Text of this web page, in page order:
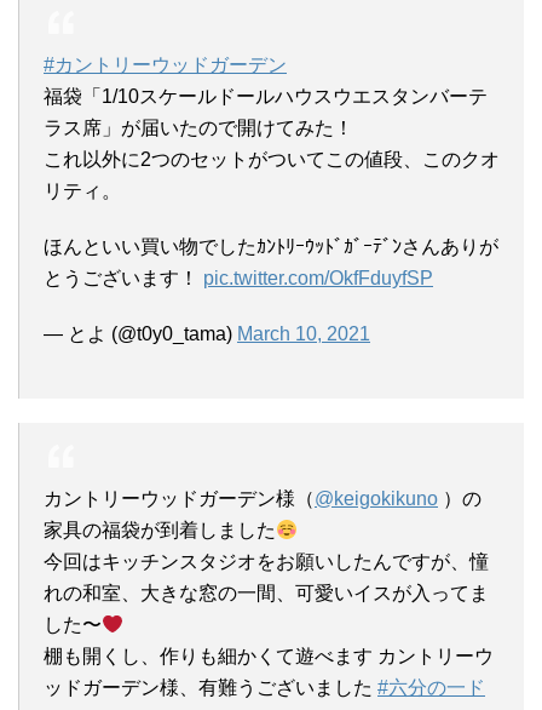
#カントリーウッドガーデン
福袋「1/10スケールドールハウスウエスタンバーテ
ラス席」が届いたので開けてみた！
これ以外に2つのセットがついてこの値段、このクオ
リティ。
ほんといい買い物でしたｶﾝﾄﾘｰｳｯﾄﾞｶﾞｰﾃﾞﾝさんありが
とうございます！ pic.twitter.com/OkfFduyfSP
— とよ (@t0y0_tama) March 10, 2021
カントリーウッドガーデン様（@keigokikuno ）の
家具の福袋が到着しました
今回はキッチンスタジオをお願いしたんですが、憧
れの和室、大きな窓の一間、可愛いイスが入ってま
した〜
棚も開くし、作りも細かくて遊べます カントリーウ
ッドガーデン様、有難うございました #六分の一ド